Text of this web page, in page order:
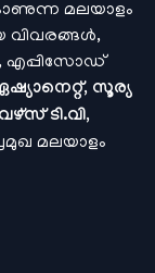
മലയാളം
വിവരങ്ങൾ,
എപ്പിസോഡ്
സൂര്യ
ടി.വി,
മലയാളം